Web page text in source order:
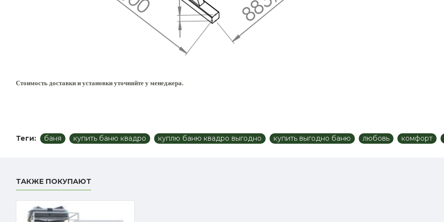
Стоимость доставки и установки уточняйте у менеджера.
Теги: баня купить баню квадро куплю баню квадро выгодно купить выгодно баню любовь комфорт
ТАКЖЕ ПОКУПАЮТ